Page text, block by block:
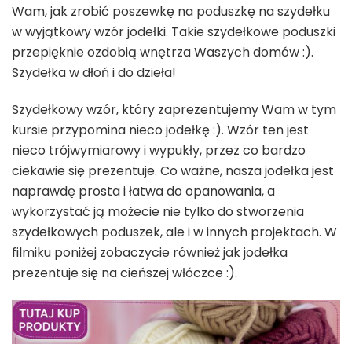
na
szydełku?
Wzór
jodełka
Wam, jak zrobić poszewkę na poduszkę na szydełku
w wyjątkowy wzór jodełki. Takie szydełkowe poduszki
przepięknie ozdobią wnętrza Waszych domów :).
Szydełka w dłoń i do dzieła!
Szydełkowy wzór, który zaprezentujemy Wam w tym
kursie przypomina nieco jodełkę :). Wzór ten jest
nieco trójwymiarowy i wypukły, przez co bardzo
ciekawie się prezentuje. Co ważne, nasza jodełka jest
naprawdę prosta i łatwa do opanowania, a
wykorzystać ją możecie nie tylko do stworzenia
szydełkowych poduszek, ale i w innych projektach. W
filmiku poniżej zobaczycie również jak jodełka
prezentuje się na cieńszej włóczce :).